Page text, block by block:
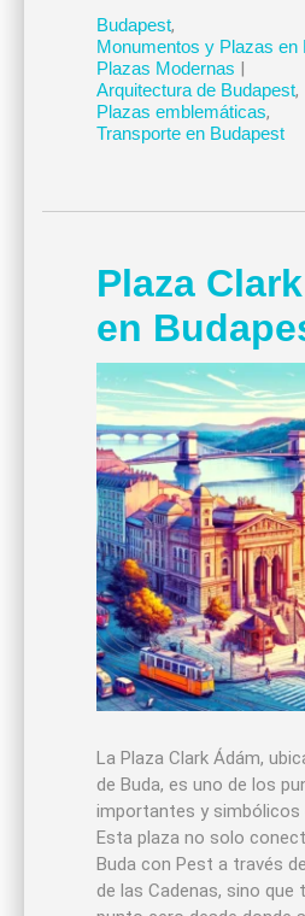
Budapest,
Monumentos y Plazas en
Plazas Modernas |
Arquitectura de Budapest,
Plazas emblemáticas,
Transporte en Budapest
Plaza
en
La Plaza Clark Ádám,
de Buda, es uno de los
importantes y simbólicos
Esta plaza no solo
Buda con Pest a través
de las Cadenas, sino que